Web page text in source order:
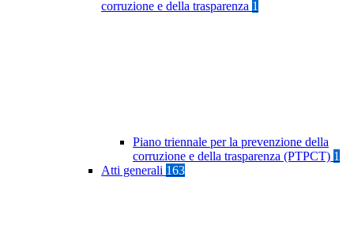
corruzione e della trasparenza 1
Piano triennale per la prevenzione della
corruzione e della trasparenza (PTPCT) 1
Atti generali 163